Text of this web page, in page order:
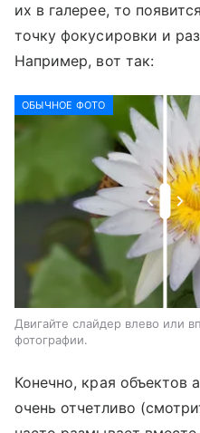
их в галерее, то
точку фокусировки и
Например, вот так:
ОБЫЧНОЕ ФОТО
Двигайте слайдер влево или
фотографии.
Конечно, края объектов
очень отчетливо